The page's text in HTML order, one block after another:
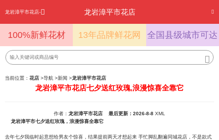
龙岩漳平市花店- 龙岩漳平市花店
100%新鲜花材 13年品牌鲜花网 全国县级城市可达
当前位置： 花店 >导航 >新闻 >龙岩漳平市花店
龙岩漳平市花店七夕送红玫瑰,浪漫惊喜全靠它
作者： 龙岩漳平市花店 最后更新：2026-8-8 XML
龙岩漳平市七夕送红玫瑰，浪漫惊喜全靠它
去年七夕我临时起意想给男友个惊喜，结果提前两天才想起来 手忙脚乱翻遍同城花店，不是款式